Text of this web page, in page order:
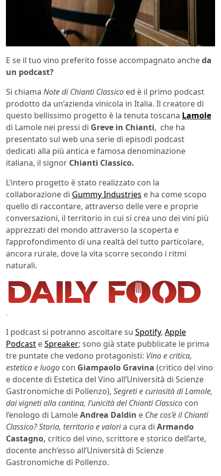
E se il tuo vino preferito fosse accompagnato ancheda
un podcast?
Si chiama Note di Chianti Classico ed è il primo podcast
prodotto da un’azienda vinicola in Italia. Il creatore di
questo bellissimo progetto è la tenuta toscana Lamole
di Lamole nei pressi di Greve in Chianti, che ha
presentato sul web una serie di episodi podcast
dedicati alla più antica e famosa denominazione
italiana, il signor Chianti Classico.
L’intero progetto è stato realizzato con la
collaborazione di Gummy Industries e ha come scopo
quello di raccontare, attraverso delle vere e proprie
conversazioni, il territorio in cui si crea uno dei vini più
apprezzati del mondo attraverso la scoperta e
l’approfondimento di una realtà del tutto particolare,
ancora rurale, dove la vita scorre secondo i ritmi
naturali.
.
I podcast si potranno ascoltare su Spotify, Apple
Podcast eSpreaker; sono già state pubblicate le prima
tre puntate che vedono protagonisti: Vino e critica,
estetica e luogo con Giampaolo Gravina (critico del vino
e docente di Estetica del Vino all’Università di Scienze
Gastronomiche di Pollenzo), Segreti e curiosità di Lamole,
dai vigneti alla cantina, l’unicità del Chianti Classico con
l’enologo di LamoleAndrea Daldin e Che cos’è il Chianti
Classico? Storia, territorio e valoria cura di Armando
Castagno, critico del vino, scrittore e storico dell’arte,
docente anch’esso all’Università di Scienze
Gastronomiche di Pollenzo.